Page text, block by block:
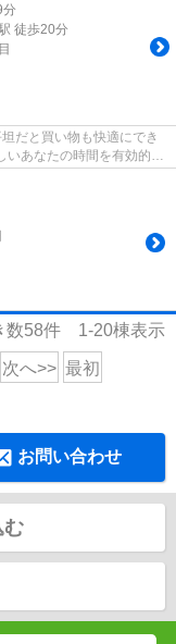
分
徒歩20分
だと買い物も快適にでき
あなたの時間を有効的に
数58件 1-20棟表示
次へ>> 最初
お問い合わせ
む